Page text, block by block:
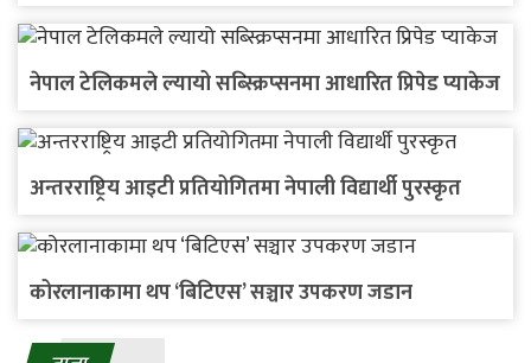
नेपाल टेलिकमले ल्यायो सब्स्क्रिप्सनमा आधारित प्रिपेड प्याकेज
अन्तरराष्ट्रिय आइटी प्रतियोगितमा नेपाली विद्यार्थी पुरस्कृत
कोरलानाकामा थप ‘बिटिएस’ सञ्चार उपकरण जडान